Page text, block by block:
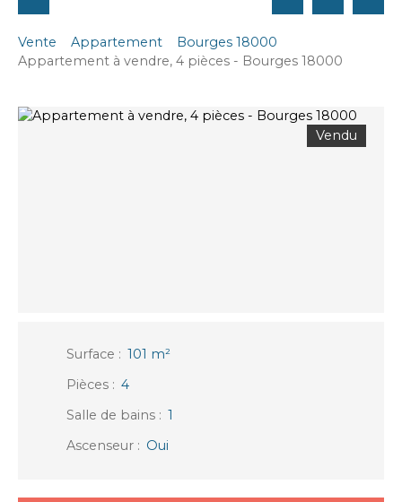
Vente Appartement
Bourges 18000
Appartement à vendre, 4 pièces - Bourges 18000
Vendu
Surface : 101 m²
Pièces : 4
Salle de bains : 1
Ascenseur : Oui